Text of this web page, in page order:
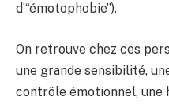
d’“émotophobie”).
On retrouve chez ces
une grande sensibilité,
contrôle émotionnel, une